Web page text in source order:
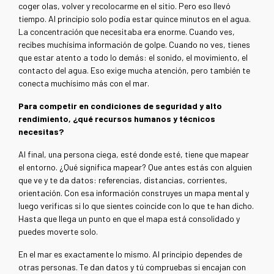
coger olas, volver y recolocarme en el sitio. Pero eso llevó
tiempo. Al principio solo podía estar quince minutos en el agua.
La concentración que necesitaba era enorme. Cuando ves,
recibes muchísima información de golpe. Cuando no ves, tienes
que estar atento a todo lo demás: el sonido, el movimiento, el
contacto del agua. Eso exige mucha atención, pero también te
conecta muchísimo más con el mar.
Para competir en condiciones de seguridad y alto
rendimiento, ¿qué recursos humanos y técnicos
necesitas?
Al final, una persona ciega, esté donde esté, tiene que mapear
el entorno. ¿Qué significa mapear? Que antes estás con alguien
que ve y te da datos: referencias, distancias, corrientes,
orientación. Con esa información construyes un mapa mental y
luego verificas si lo que sientes coincide con lo que te han dicho.
Hasta que llega un punto en que el mapa está consolidado y
puedes moverte solo.
En el mar es exactamente lo mismo. Al principio dependes de
otras personas. Te dan datos y tú compruebas si encajan con